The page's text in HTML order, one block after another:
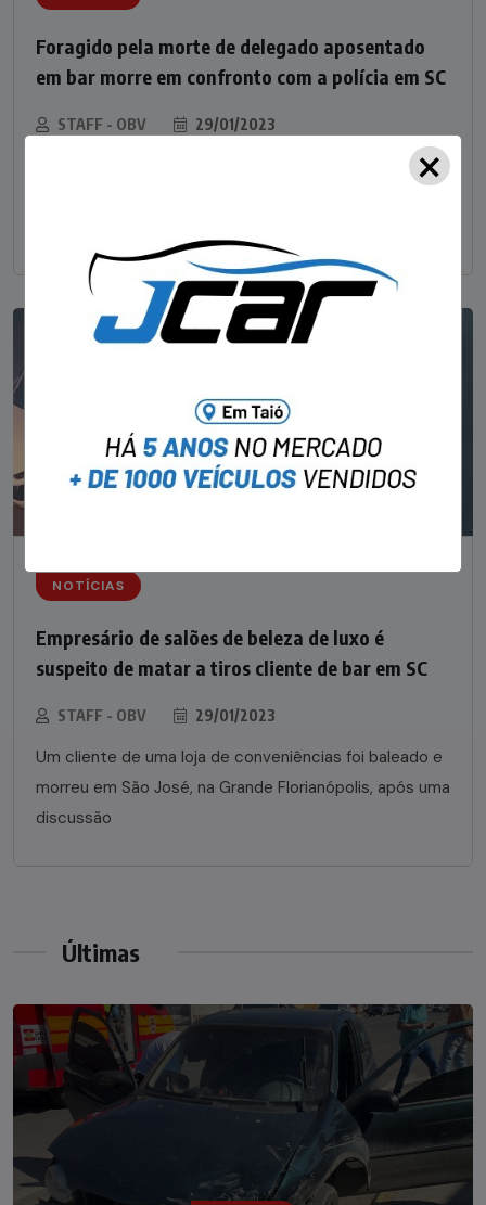
Foragido pela morte de delegado aposentado
em bar morre em confronto com a polícia em SC
STAFF - OBV 29/01/2023
Um dos dois foragidos investigados pelo latrocínio de
NOTÍCIAS
Empresário de salões de beleza de luxo é
suspeito de matar a tiros cliente de bar em SC
STAFF - OBV 29/01/2023
Um cliente de uma loja de conveniências foi baleado e
morreu em São José, na Grande Florianópolis, após uma
discussão
Últimas
NOTÍCIAS
×